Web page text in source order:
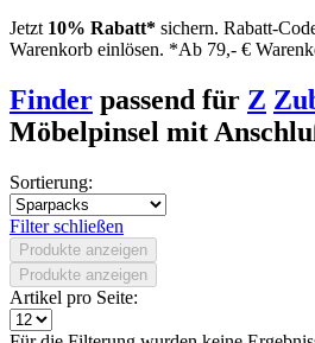
Jetzt 10% Rabatt* sichern. Rabatt-
Warenkorb einlösen. *Ab 79,- €
Finder passend für Z
Möbelpinsel mit
Sortierung:
Filter schließen
Produkte anzeigen
Produkte anzeigen
Artikel pro Seite: